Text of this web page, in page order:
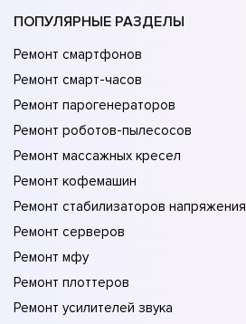
ПОПУЛЯРНЫЕ РАЗДЕЛЫ
Ремонт смартфонов
Ремонт смарт-часов
Ремонт парогенераторов
Ремонт роботов-пылесосов
Ремонт массажных кресел
Ремонт кофемашин
Ремонт стабилизаторов напряжения
Ремонт серверов
Ремонт мфу
Ремонт плоттеров
Ремонт усилителей звука